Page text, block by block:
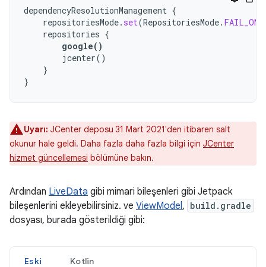
dependencyResolutionManagement {
repositoriesMode. set(RepositoriesMode.
repositories {
google()
jcenter()
}
}
Uyarı: JCenter deposu 31 Mart 2021'den itibaren salt
okunur hale geldi. Daha fazla daha fazla bilgi için JCenter
hizmet güncellemesi bölümüne bakın.
Ardından LiveData gibi mimari bileşenleri gibi Jetpack
bileşenlerini ekleyebilirsiniz. ve ViewModel, build.gradle
dosyası, burada gösterildiği gibi:
Eski Kotlin